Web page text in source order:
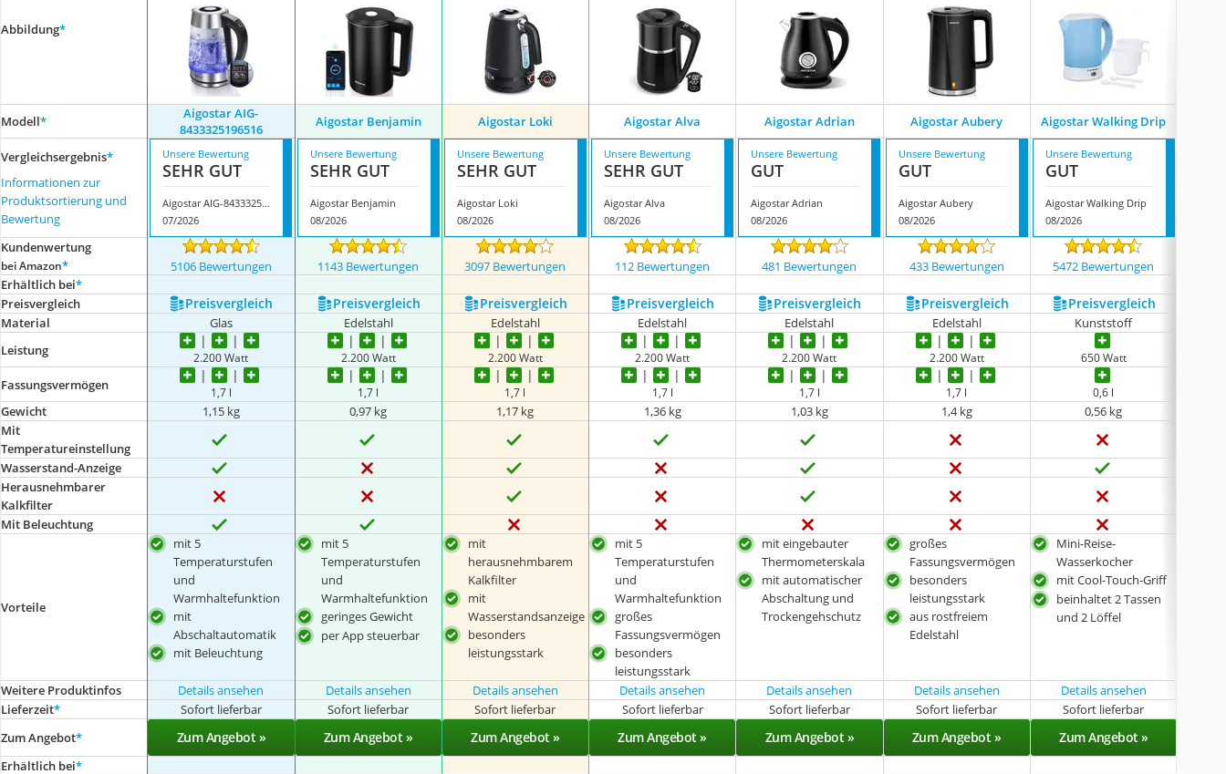
Abbildung*
Modell*
Aigostar AIG-
8433325196516
Aigostar Benjamin Aigostar Loki Aigostar Alva Aigostar Adrian Aigostar Aubery Aigostar Walking Drip
Vergleichsergebnis*
Informationen zur
Produktsortierung und
Bewertung
Unsere Bewertung
SEHR GUT
Aigostar AIG-8433325196516
07/2026
Unsere Bewertung
SEHR GUT
Aigostar Benjamin
08/2026
Unsere Bewertung
SEHR GUT
Aigostar Loki
08/2026
Unsere Bewertung
SEHR GUT
Aigostar Alva
08/2026
Unsere Bewertung
GUT
Aigostar Adrian
08/2026
Unsere Bewertung
GUT
Aigostar Aubery
08/2026
Unsere Bewertung
GUT
Aigostar Walking Drip
08/2026
Kundenwertung
bei Amazon* 5106 Bewertungen 1143 Bewertungen 3097 Bewertungen 112 Bewertungen 481 Bewertungen 433 Bewertungen 5472 Bewertungen
Erhältlich bei*
Preis­vergleich
Preis­vergleich Preis­vergleich Preis­vergleich Preis­vergleich Preis­vergleich Preis­vergleich Preis­vergleich
Material Glas Edelstahl Edelstahl Edelstahl Edelstahl Edelstahl
Kunststoff
Leistung
2.200 Watt 2.200 Watt 2.200 Watt 2.200 Watt 2.200 Watt 2.200 Watt 650 Watt
Fassungsvermögen 1,7 l 1,7 l 1,7 l 1,7 l 1,7 l 1,7 l 0,6 l
Gewicht 1,15 kg 0,97 kg 1,17 kg 1,36 kg ‎1,03 kg 1,4 kg
0,56 kg
Mit
Temperatureinstellung
Wasserstand-Anzeige
Herausnehmbarer
Kalkfilter
Mit Beleuchtung
Vorteile
mit 5
Temperaturstufen
und
Warmhaltefunktion
mit
Abschaltautomatik
mit Beleuchtung
mit 5
Temperaturstufen
und
Warmhaltefunktion
geringes Gewicht
per App steuerbar
mit
herausnehmbarem
Kalkfilter
mit
Wasserstandsanzeige
besonders
leistungsstark
mit 5
Temperaturstufen
und
Warmhaltefunktion
großes
Fassungsvermögen
besonders
leistungsstark
mit eingebauter
Thermometerskala
mit automatischer
Abschaltung und
Trockengehschutz
großes
Fassungsvermögen
besonders
leistungsstark
aus rostfreiem
Edelstahl
Mini-Reise-
Wasserkocher
mit Cool-Touch-Griff
beinhaltet 2 Tassen
und 2 Löffel
Weitere Produktinfos Details ansehen Details ansehen Details ansehen Details ansehen Details ansehen Details ansehen
Details ansehen
Lieferzeit* Sofort lieferbar Sofort lieferbar Sofort lieferbar Sofort lieferbar Sofort lieferbar Sofort lieferbar Sofort lieferbar
Zum Angebot* Zum Angebot » Zum Angebot » Zum Angebot » Zum Angebot » Zum Angebot » Zum Angebot » Zum Angebot »
Erhältlich bei*